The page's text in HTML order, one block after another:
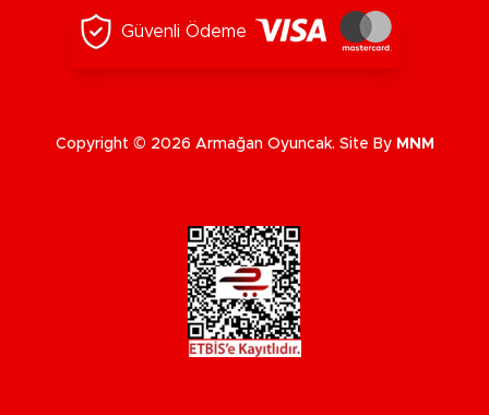
Güvenli Ödeme
Copyright © 2026 Armağan Oyuncak. Site By MNM